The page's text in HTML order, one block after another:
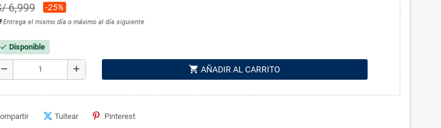
6,999 -25%
Entrega el mismo día o máximo al día siguiente
check Disponible
remove add shopping_cart AÑADIR AL CARRITO
Tuitear Pinterest